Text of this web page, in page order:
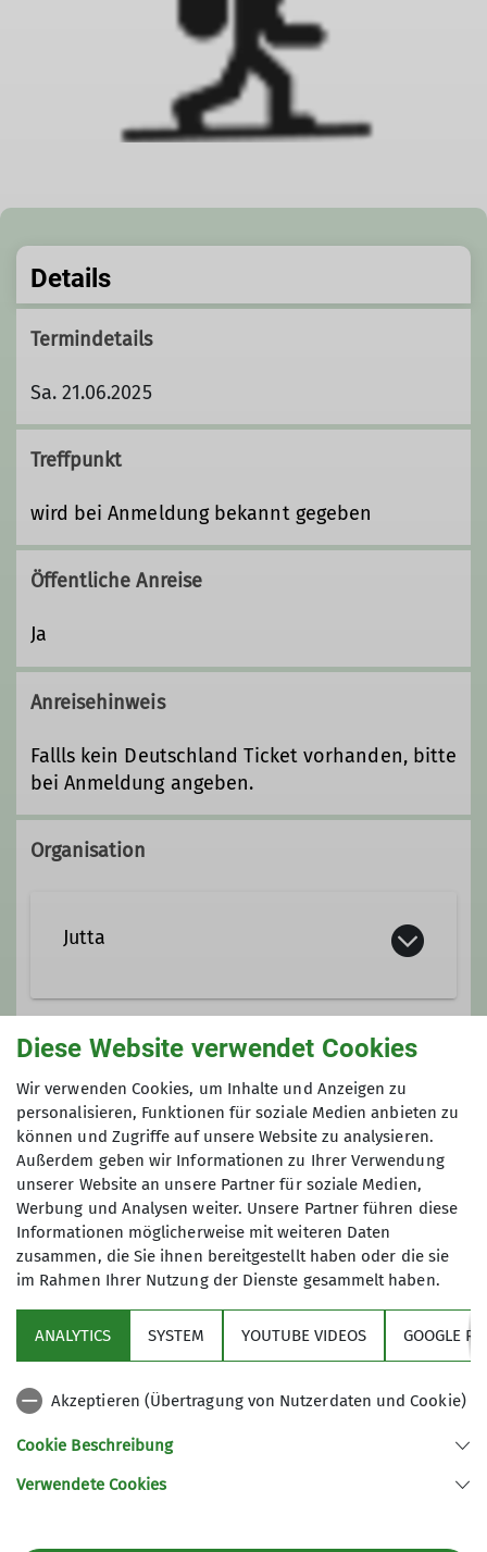
Details
Termindetails
Sa. 21.06.2025
Treffpunkt
wird bei Anmeldung bekannt gegeben
Öffentliche Anreise
Ja
Anreisehinweis
Fallls kein Deutschland Ticket vorhanden, bitte
bei Anmeldung angeben.
Organisation
Jutta
Qualifikationen
Wanderleiter*in
Details
Anmeldung
bei Jutta:jutta@dav-goc.de
Maximale Teilnehmeranzahl
10
Sektion
80469 München
Diese Website verwendet Cookies
Wir verwenden Cookies, um Inhalte und Anzeigen zu
personalisieren, Funktionen für soziale Medien anbieten zu
können und Zugriffe auf unsere Website zu analysieren.
Außerdem geben wir Informationen zu Ihrer Verwendung
unserer Website an unsere Partner für soziale Medien,
Werbung und Analysen weiter. Unsere Partner führen diese
Informationen möglicherweise mit weiteren Daten
zusammen, die Sie ihnen bereitgestellt haben oder die sie
im Rahmen Ihrer Nutzung der Dienste gesammelt haben.
ANALYTICS SYSTEM YOUTUBE VIDEOS GOOGLE
Akzeptieren (Übertragung von Nutzerdaten und Cookie)
Cookie Beschreibung
Verwendete Cookies